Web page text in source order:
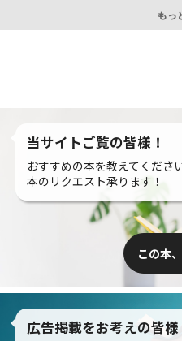
もっ
当サイトご覧の皆様！
おすすめの本を教えてください
本のリクエスト承ります！
この本
広告掲載をお考えの皆様